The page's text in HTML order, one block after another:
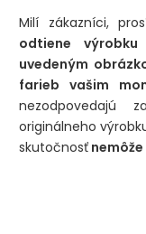
Milí zákazníci,
odtiene
uvedeným
farieb vašim
nezodpovedajú
originálneho
skutočnosť